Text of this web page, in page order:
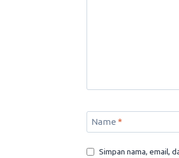
Name *
Simpan nama, email,